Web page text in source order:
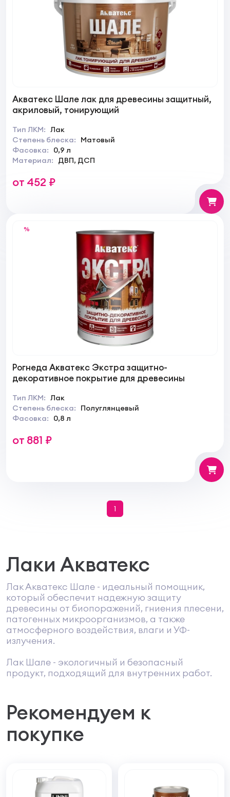
Акватекс Шале лак для древесины защитный,
акриловый, тонирующий
Тип ЛКМ: Лак
Степень блеска:
Матовый
Фасовка:
0,9 л
Материал:
ДВП, ДСП
от 452 ₽
%
Рогнеда Акватекс Экстра защитно-
декоративное покрытие для древесины
Тип ЛКМ: Лак
Степень блеска:
Полуглянцевый
Фасовка:
0,8 л
от 881 ₽
1
Лаки Акватекс
Лак Акватекс Шале - идеальный помощник,
который обеспечит надежную защиту
древесины от биопоражений, гниения плесени,
патогенных микроорганизмов, а также
атмосферного воздействия, влаги и УФ-
излучения.
Лак Шале - экологичный и безопасный
продукт, подходящий для внутренних работ.
Рекомендуем к
покупке